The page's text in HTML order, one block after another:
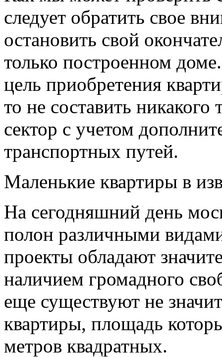
следует обратить свое
остановить свой
только построенном
цель приобретения
то не составить
сектор с учетом
транспортных путей.
Маленькие квартиры в
На сегодняшний день
полон различными
проекты обладают
наличием громадного
еще существуют не
квартиры, площадь
метров квадратных.